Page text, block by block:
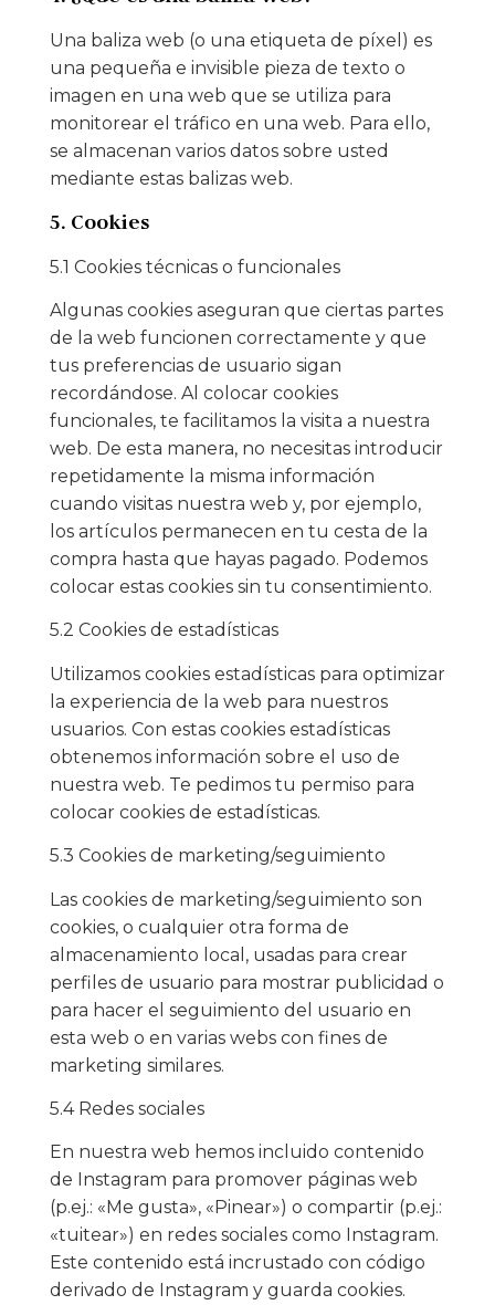
Una baliza web (o una etiqueta de píxel) es
una pequeña e invisible pieza de texto o
imagen en una web que se utiliza para
monitorear el tráfico en una web. Para ello,
se almacenan varios datos sobre usted
mediante estas balizas web.
5. Cookies
5.1 Cookies técnicas o funcionales
Algunas cookies aseguran que ciertas partes
de la web funcionen correctamente y que
tus preferencias de usuario sigan
recordándose. Al colocar cookies
funcionales, te facilitamos la visita a nuestra
web. De esta manera, no necesitas introducir
repetidamente la misma información
cuando visitas nuestra web y, por ejemplo,
los artículos permanecen en tu cesta de la
compra hasta que hayas pagado. Podemos
colocar estas cookies sin tu consentimiento.
5.2 Cookies de estadísticas
Utilizamos cookies estadísticas para optimizar
la experiencia de la web para nuestros
usuarios. Con estas cookies estadísticas
obtenemos información sobre el uso de
nuestra web. Te pedimos tu permiso para
colocar cookies de estadísticas.
5.3 Cookies de marketing/seguimiento
Las cookies de marketing/seguimiento son
cookies, o cualquier otra forma de
almacenamiento local, usadas para crear
perfiles de usuario para mostrar publicidad o
para hacer el seguimiento del usuario en
esta web o en varias webs con fines de
marketing similares.
5.4 Redes sociales
En nuestra web hemos incluido contenido
de Instagram para promover páginas web
(p.ej.: «Me gusta», «Pinear») o compartir (p.ej.:
«tuitear») en redes sociales como Instagram.
Este contenido está incrustado con código
derivado de Instagram y guarda cookies.